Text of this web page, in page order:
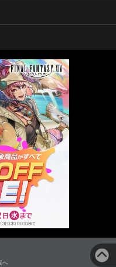
へ